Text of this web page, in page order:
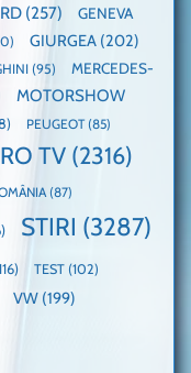
(257)
GENEVA
GIURGEA (202)
(95)
MERCEDES-
MOTORSHOW
PEUGEOT(85)
TV (2316)
(87)
STIRI (3287)
TEST (102)
VW (199)